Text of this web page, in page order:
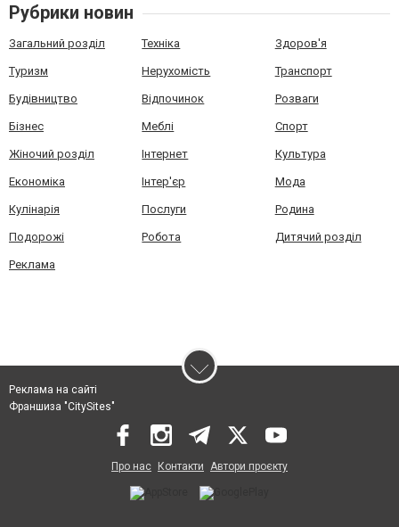
Рубрики новин
Загальний розділ Техніка Здоров'я
Туризм Нерухомість Транспорт
Будівництво Відпочинок Розваги
Бізнес Меблі Спорт
Жіночий розділ Інтернет Культура
Економіка Інтер'єр Мода
Кулінарія Послуги Родина
Подорожі Робота Дитячий розділ
Реклама
Реклама на сайті
Франшиза "CitySites"
Про нас Контакти Автори проєкту